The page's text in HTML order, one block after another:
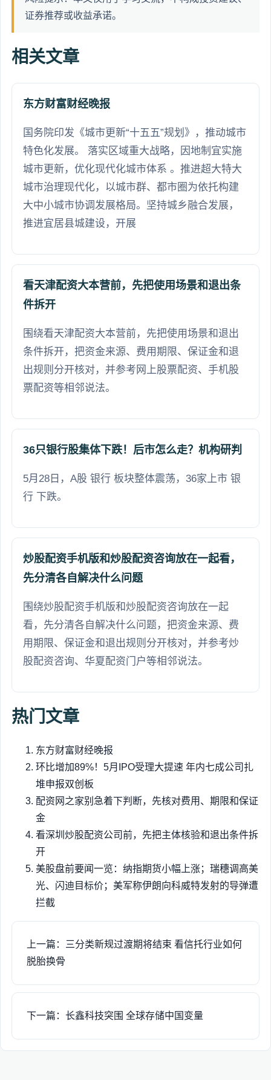
证券推荐或收益承诺。
相关文章
东方财富财经晚报
国务院印发《城市更新“十五五”规划》，推动城市
特色化发展。 落实区域重大战略，因地制宜实施
城市更新，优化现代化城市体系 。推进超大特大
城市治理现代化，以城市群、都市圈为依托构建
大中小城市协调发展格局。坚持城乡融合发展，
推进宜居县城建设，开展
看天津配资大本营前，先把使用场景和退出条
件拆开
围绕看天津配资大本营前，先把使用场景和退出
条件拆开，把资金来源、费用期限、保证金和退
出规则分开核对，并参考网上股票配资、手机股
票配资等相邻说法。
36只银行股集体下跌！后市怎么走？机构研判
5月28日，A股 银行 板块整体震荡，36家上市 银
行 下跌。
炒股配资手机版和炒股配资咨询放在一起看，
先分清各自解决什么问题
围绕炒股配资手机版和炒股配资咨询放在一起
看，先分清各自解决什么问题，把资金来源、费
用期限、保证金和退出规则分开核对，并参考炒
股配资咨询、华夏配资门户等相邻说法。
热门文章
东方财富财经晚报
环比增加89%！5月IPO受理大提速 年内七成公司扎
堆申报双创板
配资网之家别急着下判断，先核对费用、期限和保证
金
看深圳炒股配资公司前，先把主体核验和退出条件拆
开
美股盘前要闻一览：纳指期货小幅上涨；瑞穗调高美
光、闪迪目标价；美军称伊朗向科威特发射的导弹遭
拦截
上一篇：三分类新规过渡期将结束 看信托行业如何
脱胎换骨
下一篇：长鑫科技突围 全球存储中国变量